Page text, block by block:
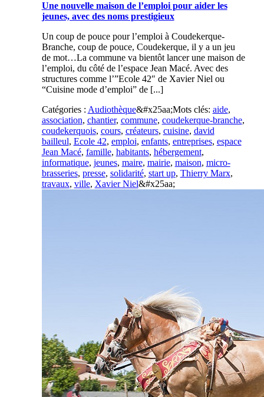
Une nouvelle maison de l’emploi pour aider les
jeunes, avec des noms prestigieux
Un coup de pouce pour l’emploi à Coudekerque-
Branche, coup de pouce, Coudekerque, il y a un jeu
de mot…La commune va bientôt lancer une maison de
l’emploi, du côté de l’espace Jean Macé. Avec des
structures comme l’”Ecole 42″ de Xavier Niel ou
“Cuisine mode d’emploi” de [...]
Catégories : Audiothèque&#x25aa;Mots clés: aide,
association, chantier, commune, coudekerque-branche,
coudekerquois, cours, créateurs, cuisine, david
bailleul, Ecole 42, emploi, enfants, entreprises, espace
Jean Macé, famille, habitants, hébergement,
informatique, jeunes, maire, mairie, maison, micro-
brasseries, presse, solidarité, start up, Thierry Marx,
travaux, ville, Xavier Niel&#x25aa;